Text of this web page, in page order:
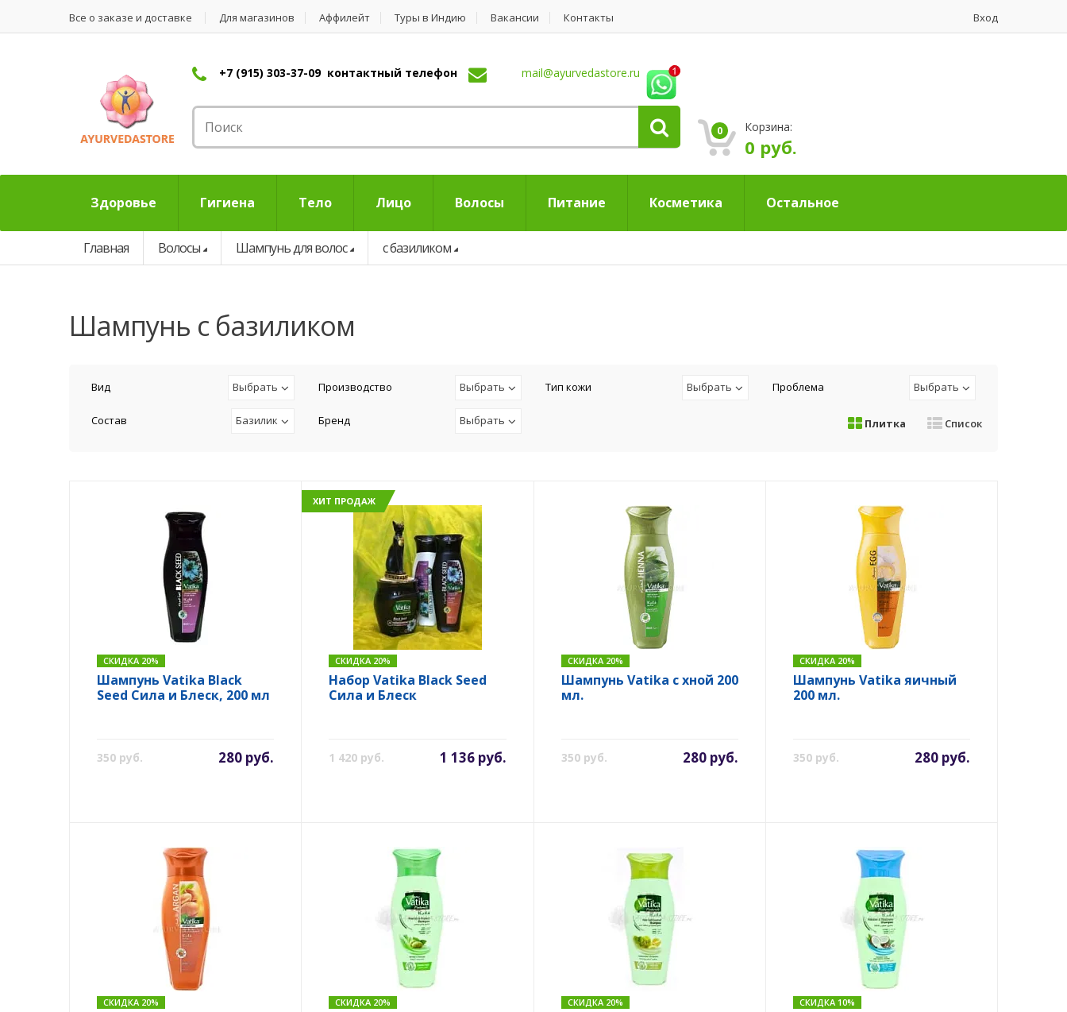
Все о заказе и доставке Для магазинов Аффилейт Туры в Индию Вакансии Контакты Вход
+7 (915) 303-37-09 контактный телефон mail@ayurvedastore.ru
0 Корзина:
0 руб.
Здоровье Гигиена Тело Лицо Волосы Питание Косметика Остальное
Главная Волосы Шампунь для волос с базиликом
шампунь с базиликом
Вид Выбрать Производство Выбрать Тип кожи Выбрать Проблема Выбрать
Состав Базилик Бренд Выбрать Плитка Список
СКИДКА 20%
Шампунь Vatika Black
Seed Сила и Блеск, 200 мл
350 руб. 280 руб.
ХИТ ПРОДАЖ
СКИДКА 20%
Набор Vatika Black Seed
Сила и Блеск
1 420 руб. 1 136 руб.
СКИДКА 20%
Шампунь Vatika с хной 200
мл.
350 руб. 280 руб.
СКИДКА 20%
Шампунь Vatika яичный
200 мл.
350 руб. 280 руб.
СКИДКА 20% СКИДКА 20% СКИДКА 20% СКИДКА 10%